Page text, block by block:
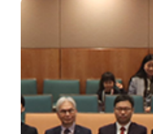
全國及國際大學
香港新一代文
府創新科技署支持，推行
獨家
主
辦
全港規模最大、最
香港大學生創新
，
獨家組